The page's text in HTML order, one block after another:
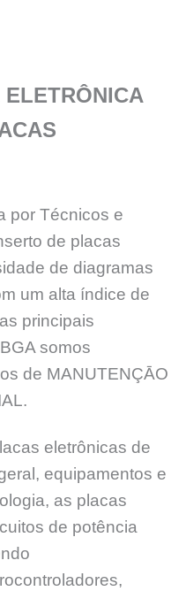
por Técnicos e
de placas
de diagramas
um alta índice de
principais
somos
de MANUTENÇĀO
eletrônicas de
equipamentos e
as placas
de potência